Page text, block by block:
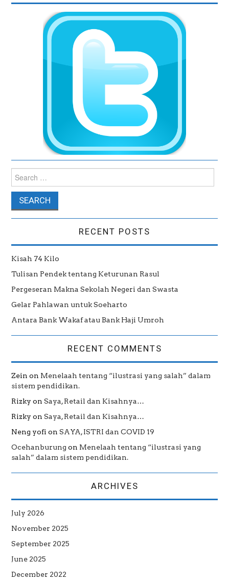
Search for:
RECENT POSTS
Kisah 74 Kilo
Tulisan Pendek tentang Keturunan Rasul
Pergeseran Makna Sekolah Negeri dan Swasta
Gelar Pahlawan untuk Soeharto
Antara Bank Wakaf atau Bank Haji Umroh
RECENT COMMENTS
Zein on Menelaah tentang “ilustrasi yang salah” dalam
sistem pendidikan.
Rizky onSaya, Retail dan Kisahnya…
Rizky onSaya, Retail dan Kisahnya…
Neng yofi onSAYA, ISTRI dan COVID 19
Ocehanburung on Menelaah tentang “ilustrasi yang
salah” dalam sistem pendidikan.
ARCHIVES
July 2026
November 2025
September 2025
June 2025
December 2022